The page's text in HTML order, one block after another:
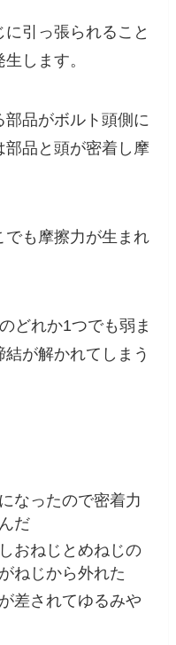
引っ張られること
します。
品がボルト頭側に
部品と頭が密着し摩
でも摩擦力が生まれ
どれか1つでも弱ま
が解かれてしまう
なったので密着力
だ
おねじとめねじの
ねじから外れた
差されてゆるみや